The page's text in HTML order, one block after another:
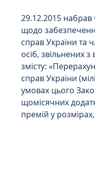
Спортивне право
Права Жінок
29.12.2015 набрав
щодо
справ України та
осіб, звільнених
змісту:
справ України
умовах цього
щомісячних
премій у